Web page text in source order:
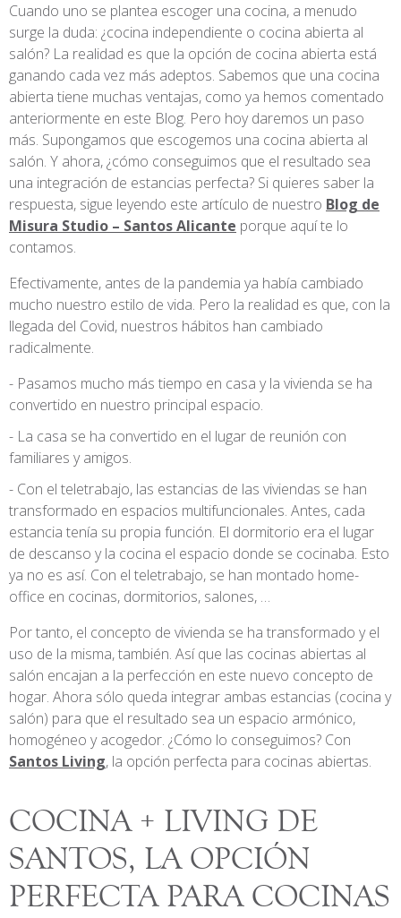
Cuando uno se plantea escoger una cocina, a menudo
surge la duda: ¿cocina independiente o cocina abierta al
salón? La realidad es que la opción de cocina abierta está
ganando cada vez más adeptos. Sabemos que una cocina
abierta tiene muchas ventajas, como ya hemos comentado
anteriormente en este Blog. Pero hoy daremos un paso
más. Supongamos que escogemos una cocina abierta al
salón. Y ahora, ¿cómo conseguimos que el resultado sea
una integración de estancias perfecta? Si quieres saber la
respuesta, sigue leyendo este artículo de nuestro Blog de
Misura Studio – Santos Alicante porque aquí te lo
contamos.
Efectivamente, antes de la pandemia ya había cambiado
mucho nuestro estilo de vida. Pero la realidad es que, con la
llegada del Covid, nuestros hábitos han cambiado
radicalmente.
Pasamos mucho más tiempo en casa y la vivienda se ha
convertido en nuestro principal espacio.
La casa se ha convertido en el lugar de reunión con
familiares y amigos.
Con el teletrabajo, las estancias de las viviendas se han
transformado en espacios multifuncionales. Antes, cada
estancia tenía su propia función. El dormitorio era el lugar
de descanso y la cocina el espacio donde se cocinaba. Esto
ya no es así. Con el teletrabajo, se han montado home-
office en cocinas, dormitorios, salones, …
Por tanto, el concepto de vivienda se ha transformado y el
uso de la misma, también. Así que las cocinas abiertas al
salón encajan a la perfección en este nuevo concepto de
hogar. Ahora sólo queda integrar ambas estancias (cocina y
salón) para que el resultado sea un espacio armónico,
homogéneo y acogedor. ¿Cómo lo conseguimos? Con
Santos Living, la opción perfecta para cocinas abiertas.
COCINA + LIVING DE
SANTOS, LA OPCIÓN
PERFECTA PARA COCINAS